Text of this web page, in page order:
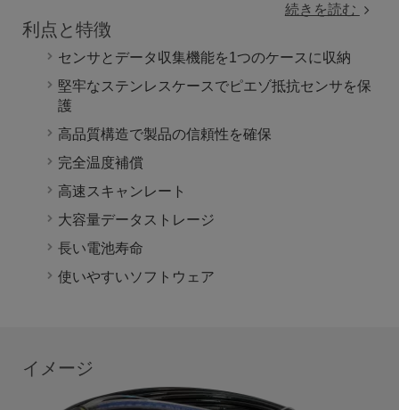
続きを読む
利点と特徴
センサとデータ収集機能を1つのケースに収納
堅牢なステンレスケースでピエゾ抵抗センサを保
護
高品質構造で製品の信頼性を確保
完全温度補償
高速スキャンレート
大容量データストレージ
長い電池寿命
使いやすいソフトウェア
イメージ